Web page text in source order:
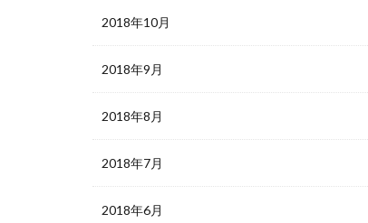
2018年10月
2018年9月
2018年8月
2018年7月
2018年6月